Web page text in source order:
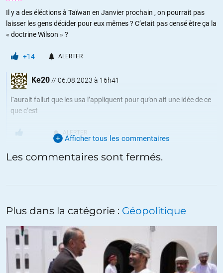
Il y a des éléctions à Taïwan en Janvier prochain , on pourrait pas
laisser les gens décider pour eux mêmes ? C’etait pas censé ètre ça la
« doctrine Wilson » ?
+14 ALERTER
Ke20// 06.08.2023 à 16h41
l´aurait fallut que les usa l’appliquent pour qu’on ait une idée de ce
que c’est
ALERTER
Ukrainien qui a tout de même rapporté aux faucons la Suède et la
+5 ALERTER
Afficher tous les commentaires
Les commentaires sont fermés.
Plus dans la catégorie : Géopolitique